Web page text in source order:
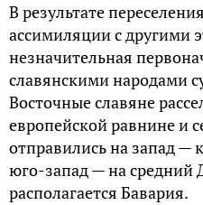
В результате
ассимиляции с другими
незначительная
славянскими народами
Восточные славяне
европейской равнине и
отправились на запад —
юго-запад — на средний
располагается Бавария.